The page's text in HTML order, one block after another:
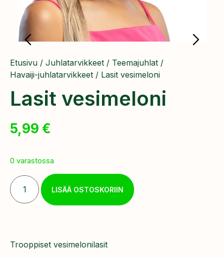
Etusivu / Juhlatarvikkeet / Teemajuhlat /
Havaiji-juhlatarvikkeet / Lasit vesimeloni
Lasit vesimeloni
5,99 €
0 varastossa
LISÄÄ OSTOSKORIIN
Trooppiset vesimelonilasit